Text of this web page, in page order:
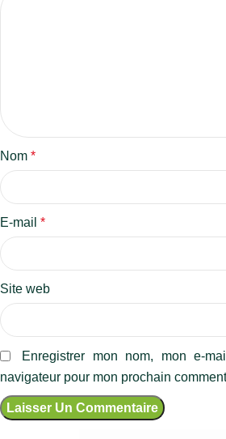
Nom *
E-mail *
Site web
Enregistrer mon nom, mon e-
navigateur pour mon prochain